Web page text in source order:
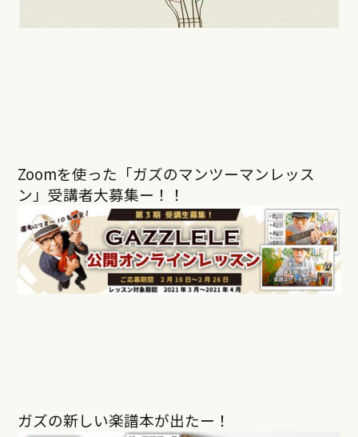
Zoomを使った「ガズのマンツーマンレッス
ン」受講者大募集ー！！
ガズの新しい楽譜本が出たー！